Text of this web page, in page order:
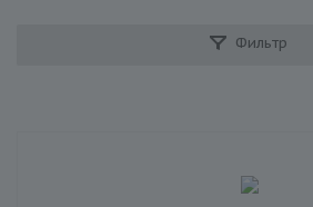
Фильтр